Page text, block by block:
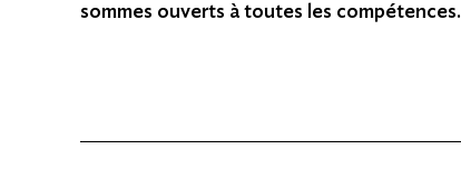
sommes ouverts à toutes les compétences.